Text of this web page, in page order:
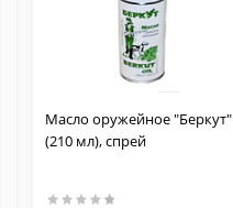
Масло оружейное "Беркут"
(210 мл), спрей